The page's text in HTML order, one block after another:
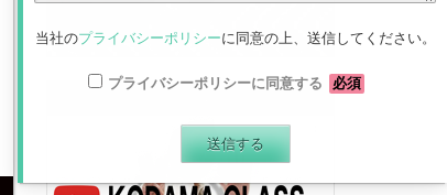
当社のプライバシーポリシーに同意の上、送信してください。
プライバシーポリシーに同意する 必須